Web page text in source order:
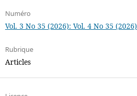
Numéro
Vol. 3 No 35 (2026): Vol. 4 No 35
Rubrique
Articles